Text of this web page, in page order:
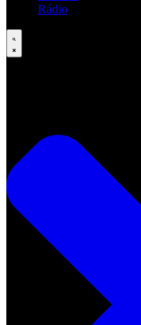
Rádio